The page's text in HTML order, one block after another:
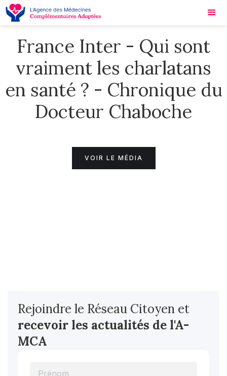
France Inter - Qui sont
vraiment les charlatans
en santé ? - Chronique du
Docteur Chaboche
VOIR LE MÉDIA
Rejoindre le Réseau Citoyen et
recevoir les actualités de l'A-
MCA